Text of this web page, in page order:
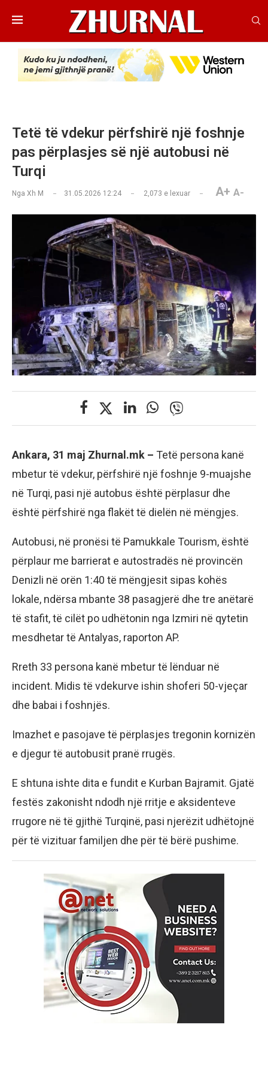
Tetë të vdekur përfshirë një foshnje
pas përplasjes së një autobusi në
Turqi
Nga Xh M 31.05.2026 12:24 2,073 e lexuar A+ A-
Ankara, 31 maj Zhurnal.mk – Tetë persona kanë
mbetur të vdekur, përfshirë një foshnje 9-muajshe
në Turqi, pasi një autobus është përplasur dhe
është përfshirë nga flakët të dielën në mëngjes.
Autobusi, në pronësi të Pamukkale Tourism, është
përplaur me barrierat e autostradës në provincën
Denizli në orën 1:40 të mëngjesit sipas kohës
lokale, ndërsa mbante 38 pasagjerë dhe tre anëtarë
të stafit, të cilët po udhëtonin nga Izmiri në qytetin
mesdhetar të Antalyas, raporton AP.
Rreth 33 persona kanë mbetur të lënduar në
incident. Midis të vdekurve ishin shoferi 50-vjeçar
dhe babai i foshnjës.
Imazhet e pasojave të përplasjes tregonin kornizën
e djegur të autobusit pranë rrugës.
E shtuna ishte dita e fundit e Kurban Bajramit. Gjatë
festës zakonisht ndodh një rritje e aksidenteve
rrugore në të gjithë Turqinë, pasi njerëzit udhëtojnë
për të vizituar familjen dhe për të bërë pushime.